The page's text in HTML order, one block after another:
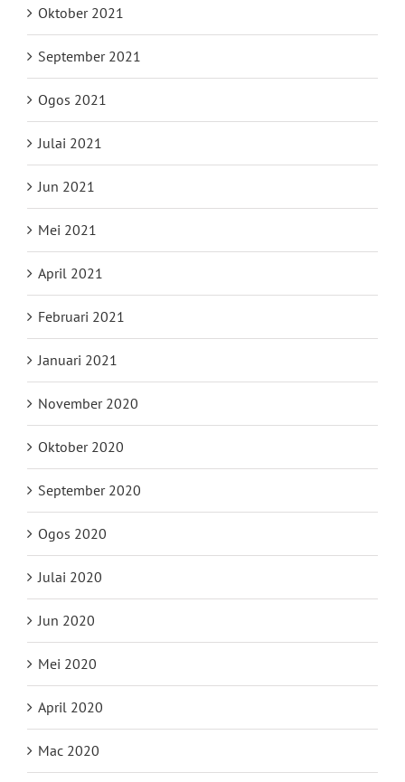
Oktober 2021
September 2021
Ogos 2021
Julai 2021
Jun 2021
Mei 2021
April 2021
Februari 2021
Januari 2021
November 2020
Oktober 2020
September 2020
Ogos 2020
Julai 2020
Jun 2020
Mei 2020
April 2020
Mac 2020